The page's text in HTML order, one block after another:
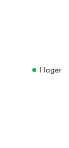
I lager